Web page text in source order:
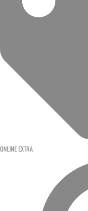
ONLINE EXTRA